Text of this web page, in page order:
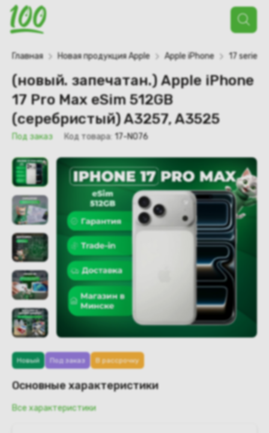
Поиск
товаров
Главная Новая продукция Apple Apple iPhone 17 series
(новый. запечатан.) Apple iPhone
17 Pro Max eSim 512GB
(серебристый) A3257, A3525
Под заказ Код товара: 17-N076
Новый Под заказ В рассрочку
Основные характеристики
Все характеристики